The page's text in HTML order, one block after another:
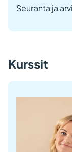
Seuranta ja
Kurssit